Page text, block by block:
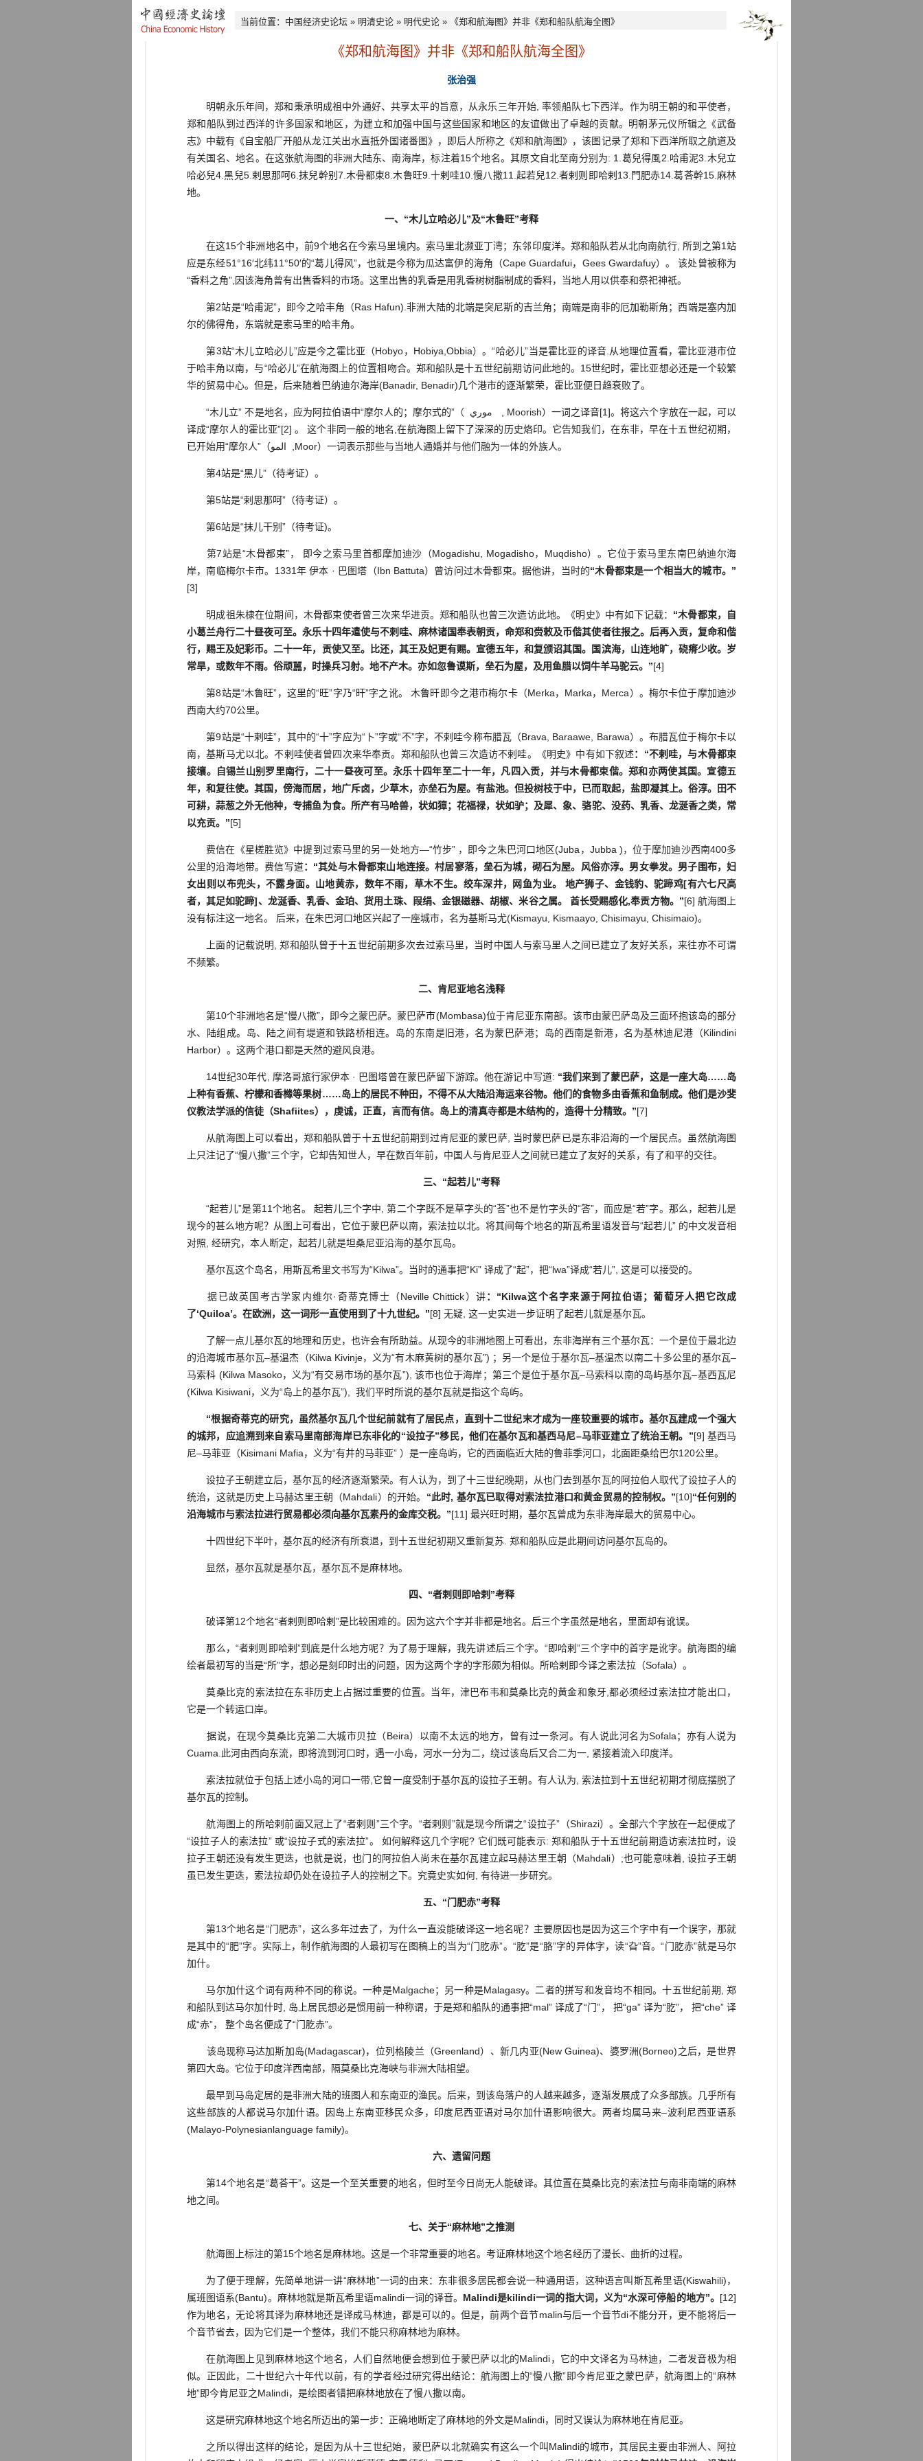
当前位置： 中国经济史论坛 » 明清史论 » 明代史论 » 《郑和航海图》并非《郑和船队航海全图》
《郑和航海图》并非《郑和船队航海全图》
张治强
明朝永乐年间，郑和秉承明成祖中外通好、共享太平的旨意，从永乐三年开始, 率领船队七下西洋。作为明王朝的和平使者，
郑和船队到过西洋的许多国家和地区，为建立和加强中国与这些国家和地区的友谊做出了卓越的贡献。明朝茅元仪所辑之《武备
志》中载有《自宝船厂开船从龙江关出水直抵外国诸番图》，即后人所称之《郑和航海图》，该图记录了郑和下西洋所取之航道及
有关国名、地名。在这张航海图的非洲大陆东、南海岸，标注着15个地名。其原文自北至南分别为: 1.葛兒得風2.哈甫泥3.木兒立
哈必兒4.黑兒5.剌思那呵6.抹兒幹别7.木骨都束8.木鲁旺9.十剌哇10.慢八撒11.起若兒12.者剌则即哈剌13.門肥赤14.葛荅幹15.麻林
地。
一、“木儿立哈必儿”及“木鲁旺”考释
在这15个非洲地名中，前9个地名在今索马里境内。索马里北濒亚丁湾；东邻印度洋。郑和船队若从北向南航行, 所到之第1站
应是东经51°16′北纬11°50′的“葛儿得风”，也就是今称为瓜达富伊的海角（Cape Guardafui，Gees Gwardafuy）。 该处曾被称为
“香料之角”,因该海角曾有出售香料的市场。这里出售的乳香是用乳香树树脂制成的香料，当地人用以供奉和祭祀神祇。
第2站是“哈甫泥”，即今之哈丰角（Ras Hafun).非洲大陆的北端是突尼斯的吉兰角；南端是南非的厄加勒斯角；西端是塞内加
尔的佛得角，东端就是索马里的哈丰角。
第3站“木儿立哈必儿”应是今之霍比亚（Hobyo，Hobiya,Obbia）。“哈必儿”当是霍比亚的译音.从地理位置看，霍比亚港市位
于哈丰角以南，与“哈必儿”在航海图上的位置相吻合。郑和船队是十五世纪前期访问此地的。15世纪时，霍比亚想必还是一个较繁
华的贸易中心。但是，后来随着巴纳迪尔海岸(Banadir, Benadir)几个港市的逐渐繁荣，霍比亚便日趋衰败了。
“木儿立” 不是地名，应为阿拉伯语中“摩尔人的；摩尔式的”（ موري , Moorish）一词之译音[1]。将这六个字放在一起，可以
译成“摩尔人的霍比亚”[2] 。 这个非同一般的地名,在航海图上留下了深深的历史烙印。它告知我们，在东非，早在十五世纪初期，
已开始用“摩尔人”（المو ,Moor）一词表示那些与当地人通婚并与他们融为一体的外族人。
第4站是“黑儿”（待考证）。
第5站是“剌思那呵”（待考证）。
第6站是“抹儿干别”（待考证)。
第7站是“木骨都束”， 即今之索马里首都摩加迪沙（Mogadishu, Mogadisho，Muqdisho）。它位于索马里东南巴纳迪尔海
岸，南临梅尔卡市。1331年 伊本 · 巴图塔（Ibn Battuta）曾访问过木骨都束。据他讲，当时的“木骨都束是一个相当大的城市。”
[3]
明成祖朱棣在位期间，木骨都束使者曾三次来华进贡。郑和船队也曾三次造访此地。《明史》中有如下记载： “木骨都束，自
小葛兰舟行二十昼夜可至。永乐十四年遣使与不剌哇、麻林诸国奉表朝贡，命郑和赍敕及币偕其使者往报之。后再入贡，复命和偕
行，赐王及妃彩币。二十一年，贡使又至。比还，其王及妃更有赐。宣德五年，和复颁诏其国。国滨海，山连地旷，硗瘠少收。岁
常旱，或数年不雨。俗顽嚚，时操兵习射。地不产木。亦如忽鲁谟斯，垒石为屋，及用鱼腊以饲牛羊马驼云。”[4]
第8站是“木鲁旺”，这里的“旺”字乃“旰”字之讹。 木鲁旰即今之港市梅尔卡（Merka，Marka，Merca）。梅尔卡位于摩加迪沙
西南大约70公里。
第9站是“十剌哇”，其中的“十”字应为“卜”字或“不”字，不剌哇今称布腊瓦（Brava, Baraawe, Barawa）。布腊瓦位于梅尔卡以
南，基斯马尤以北。不剌哇使者曾四次来华奉贡。郑和船队也曾三次造访不剌哇。《明史》中有如下叙述：“不剌哇，与木骨都束
接壤。自锡兰山别罗里南行，二十一昼夜可至。永乐十四年至二十一年，凡四入贡，并与木骨都束偕。郑和亦两使其国。宣德五
年，和复往使。其国，傍海而居，地广斥卤，少草木，亦垒石为屋。有盐池。但投树枝于中，已而取起，盐即凝其上。俗淳。田不
可耕，蒜葱之外无他种，专捕鱼为食。所产有马哈兽，状如獐；花福禄，状如驴；及犀、象、骆驼、没药、乳香、龙涎香之类，常
以充贡。”[5]
费信在《星槎胜览》中提到过索马里的另一处地方—“竹步” ，即今之朱巴河口地区(Juba，Jubba )，位于摩加迪沙西南400多
公里的沿海地带。费信写道：“其处与木骨都束山地连接。村居寥落，垒石为城，砌石为屋。风俗亦淳。男女拳发。男子围布，妇
女出则以布兜头，不露身面。山地黄赤，数年不雨，草木不生。绞车深井，网鱼为业。 地产狮子、金钱豹、驼蹄鸡[有六七尺高
者，其足如驼蹄]、龙涎香、乳香、金珀、货用土珠、叚绢、金银磁器、胡椒、米谷之属。 酋长受赐感化,奉贡方物。”[6] 航海图上
没有标注这一地名。 后来，在朱巴河口地区兴起了一座城市，名为基斯马尤(Kismayu, Kismaayo, Chisimayu, Chisimaio)。
上面的记载说明, 郑和船队曾于十五世纪前期多次去过索马里，当时中国人与索马里人之间已建立了友好关系，来往亦不可谓
不频繁。
二、肯尼亚地名浅释
第10个非洲地名是“慢八撒”，即今之蒙巴萨。蒙巴萨市(Mombasa)位于肯尼亚东南部。该市由蒙巴萨岛及三面环抱该岛的部分
水、陆组成。岛、陆之间有堤道和铁路桥相连。岛的东南是旧港，名为蒙巴萨港；岛的西南是新港，名为基林迪尼港（Kilindini
Harbor）。这两个港口都是天然的避风良港。
14世纪30年代, 摩洛哥旅行家伊本 · 巴图塔曾在蒙巴萨留下游踪。他在游记中写道: “我们来到了蒙巴萨，这是一座大岛……岛
上种有香蕉、柠檬和香橼等果树……岛上的居民不种田，不得不从大陆沿海运来谷物。他们的食物多由香蕉和鱼制成。他们是沙斐
仪教法学派的信徒（Shafiites），虔诚，正直，言而有信。岛上的清真寺都是木结构的，造得十分精致。”[7]
从航海图上可以看出，郑和船队曾于十五世纪前期到过肯尼亚的蒙巴萨, 当时蒙巴萨已是东非沿海的一个居民点。虽然航海图
上只注记了“慢八撒”三个字，它却告知世人，早在数百年前，中国人与肯尼亚人之间就已建立了友好的关系，有了和平的交往。
三、“起若儿”考释
“起若儿”是第11个地名。 起若儿三个字中, 第二个字既不是草字头的“荅”也不是竹字头的“答”，而应是“若”字。那么，起若儿是
现今的甚么地方呢？从图上可看出，它位于蒙巴萨以南，索法拉以北。将其间每个地名的斯瓦希里语发音与“起若儿” 的中文发音相
对照, 经研究，本人断定，起若儿就是坦桑尼亚沿海的基尔瓦岛。
基尔瓦这个岛名，用斯瓦希里文书写为“Kilwa”。当时的通事把“Ki” 译成了“起”，把“lwa”译成“若儿”, 这是可以接受的。
据已故英国考古学家内维尔·奇蒂克博士（Neville Chittick）讲：“Kilwa这个名字来源于阿拉伯语；葡萄牙人把它改成
了‘Quiloa’。在欧洲，这一词形一直使用到了十九世纪。”[8] 无疑, 这一史实进一步证明了起若儿就是基尔瓦。
了解一点儿基尔瓦的地理和历史，也许会有所助益。从现今的非洲地图上可看出，东非海岸有三个基尔瓦：一个是位于最北边
的沿海城市基尔瓦–基温杰（Kilwa Kivinje，义为“有木麻黄树的基尔瓦”) ；另一个是位于基尔瓦–基温杰以南二十多公里的基尔瓦–
马索科 (Kilwa Masoko，义为“有交易市场的基尔瓦”), 该市也位于海岸；第三个是位于基尔瓦–马索科以南的岛屿基尔瓦–基西瓦尼
(Kilwa Kisiwani，义为“岛上的基尔瓦”), 我们平时所说的基尔瓦就是指这个岛屿。
“根据奇蒂克的研究，虽然基尔瓦几个世纪前就有了居民点，直到十二世纪末才成为一座较重要的城市。基尔瓦建成一个强大
的城邦，应追溯到来自索马里南部海岸已东非化的“设拉子”移民，他们在基尔瓦和基西马尼–马菲亚建立了统治王朝。”[9] 基西马
尼–马菲亚（Kisimani Mafia，义为“有井的马菲亚” ）是一座岛屿，它的西面临近大陆的鲁菲季河口，北面距桑给巴尔120公里。
设拉子王朝建立后，基尔瓦的经济逐渐繁荣。有人认为，到了十三世纪晚期，从也门去到基尔瓦的阿拉伯人取代了设拉子人的
统治，这就是历史上马赫达里王朝（Mahdali）的开始。 “此时, 基尔瓦已取得对索法拉港口和黄金贸易的控制权。”[10]“任何别的
沿海城市与索法拉进行贸易都必须向基尔瓦素丹的金库交税。”[11] 最兴旺时期，基尔瓦曾成为东非海岸最大的贸易中心。
十四世纪下半叶，基尔瓦的经济有所衰退，到十五世纪初期又重新复苏. 郑和船队应是此期间访问基尔瓦岛的。
显然，基尔瓦就是基尔瓦，基尔瓦不是麻林地。
四、“者剌则即哈剌”考释
破译第12个地名“者剌则即哈剌”是比较困难的。因为这六个字并非都是地名。后三个字虽然是地名，里面却有讹误。
那么，“者剌则即哈剌”到底是什么地方呢？为了易于理解，我先讲述后三个字。“即哈剌”三个字中的首字是讹字。航海图的编
绘者最初写的当是“所”字，想必是刻印时出的问题，因为这两个字的字形颇为相似。所哈剌即今译之索法拉（Sofala）。
莫桑比克的索法拉在东非历史上占据过重要的位置。当年，津巴布韦和莫桑比克的黄金和象牙,都必须经过索法拉才能出口，
它是一个转运口岸。
据说，在现今莫桑比克第二大城市贝拉（Beira）以南不太远的地方，曾有过一条河。有人说此河名为Sofala；亦有人说为
Cuama.此河由西向东流，即将流到河口时，遇一小岛，河水一分为二，绕过该岛后又合二为一, 紧接着流入印度洋。
索法拉就位于包括上述小岛的河口一带,它曾一度受制于基尔瓦的设拉子王朝。有人认为, 索法拉到十五世纪初期才彻底摆脱了
基尔瓦的控制。
航海图上的所哈剌前面又冠上了“者剌则”三个字。“者剌则”就是现今所谓之“设拉子”（Shirazi）。全部六个字放在一起便成了
“设拉子人的索法拉” 或“设拉子式的索法拉”。 如何解释这几个字呢? 它们既可能表示: 郑和船队于十五世纪前期造访索法拉时，设
拉子王朝还没有发生更迭，也就是说，也门的阿拉伯人尚未在基尔瓦建立起马赫达里王朝（Mahdali）;也可能意味着, 设拉子王朝
虽已发生更迭，索法拉却仍处在设拉子人的控制之下。究竟史实如何, 有待进一步研究。
五、“门肥赤”考释
第13个地名是“门肥赤”，这么多年过去了，为什么一直没能破译这一地名呢？主要原因也是因为这三个字中有一个误字，那就
是其中的“肥”字。实际上，制作航海图的人最初写在图稿上的当为“门肐赤”。“肐”是“胳”字的异体字，读“旮”音。“门肐赤”就是马尔
加什。
马尔加什这个词有两种不同的称说。一种是Malgache；另一种是Malagasy。二者的拼写和发音均不相同。十五世纪前期, 郑
和船队到达马尔加什时, 岛上居民想必是惯用前一种称谓，于是郑和船队的通事把“mal” 译成了“门”， 把“ga” 译为“肐”， 把“che” 译
成“赤”， 整个岛名便成了“门肐赤”。
该岛现称马达加斯加岛(Madagascar)，位列格陵兰（Greenland）、新几内亚(New Guinea)、婆罗洲(Borneo)之后，是世界
第四大岛。它位于印度洋西南部，隔莫桑比克海峡与非洲大陆相望。
最早到马岛定居的是非洲大陆的班图人和东南亚的渔民。后来，到该岛落户的人越来越多，逐渐发展成了众多部族。几乎所有
这些部族的人都说马尔加什语。因岛上东南亚移民众多，印度尼西亚语对马尔加什语影响很大。两者均属马来–波利尼西亚语系
(Malayo-Polynesianlanguage family)。
六、遗留问题
第14个地名是“葛荅干”。这是一个至关重要的地名，但时至今日尚无人能破译。其位置在莫桑比克的索法拉与南非南端的麻林
地之间。
七、关于“麻林地”之推测
航海图上标注的第15个地名是麻林地。这是一个非常重要的地名。考证麻林地这个地名经历了漫长、曲折的过程。
为了便于理解，先简单地讲一讲“麻林地”一词的由来：东非很多居民都会说一种通用语，这种语言叫斯瓦希里语(Kiswahili)，
属班图语系(Bantu)。麻林地就是斯瓦希里语malindi一词的译音。 Malindi是kilindi一词的指大词，义为“水深可停船的地方”。 [12]
作为地名，无论将其译为麻林地还是译成马林迪，都是可以的。但是，前两个音节malin与后一个音节di不能分开，更不能将后一
个音节省去，因为它们是一个整体，我们不能只称麻林地为麻林。
在航海图上见到麻林地这个地名，人们自然地便会想到位于蒙巴萨以北的Malindi，它的中文译名为马林迪，二者发音极为相
似。正因此，二十世纪六十年代以前，有的学者经过研究得出结论：航海图上的“慢八撒”即今肯尼亚之蒙巴萨，航海图上的“麻林
地”即今肯尼亚之Malindi，是绘图者错把麻林地放在了慢八撒以南。
这是研究麻林地这个地名所迈出的第一步：正确地断定了麻林地的外文是Malindi，同时又误认为麻林地在肯尼亚。
之所以得出这样的结论，是因为从十三世纪始，蒙巴萨以北就确实有这么一个叫Malindi的城市，其居民主要由非洲人、阿拉